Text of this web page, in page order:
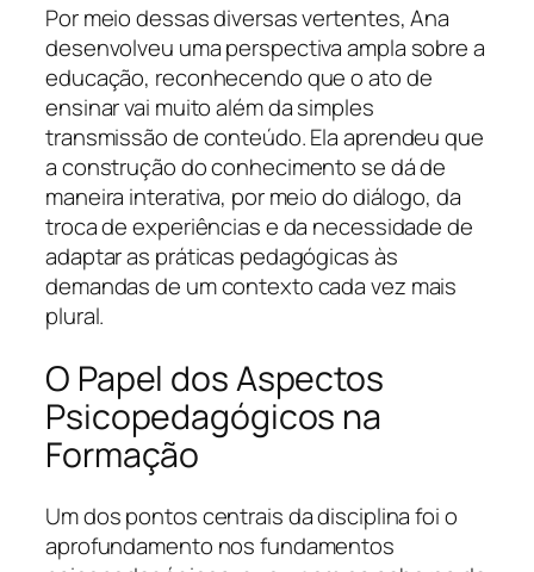
Por meio dessas diversas vertentes, Ana
desenvolveu uma perspectiva ampla sobre a
educação, reconhecendo que o ato de
ensinar vai muito além da simples
transmissão de conteúdo. Ela aprendeu que
a construção do conhecimento se dá de
maneira interativa, por meio do diálogo, da
troca de experiências e da necessidade de
adaptar as práticas pedagógicas às
demandas de um contexto cada vez mais
plural.
O Papel dos Aspectos
Psicopedagógicos na
Formação
Um dos pontos centrais da disciplina foi o
aprofundamento nos fundamentos